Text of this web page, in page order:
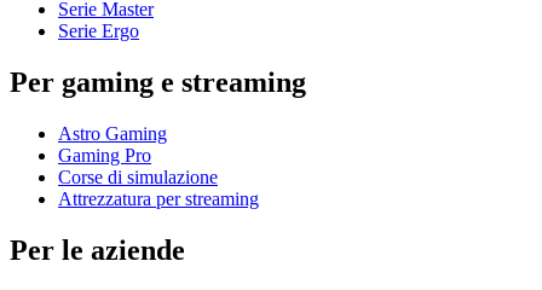
Serie Master
Serie Ergo
Per gaming e streaming
Astro Gaming
Gaming Pro
Corse di simulazione
Attrezzatura per streaming
Per le aziende